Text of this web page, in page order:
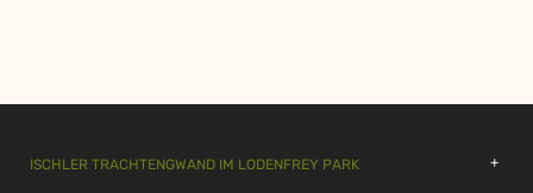
ISCHLER TRACHTENGWAND IM LODENFREY PARK